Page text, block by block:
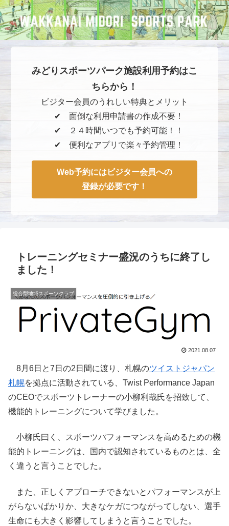
みどりスポーツパーク施設利用予約はこ
ちらから！
ビジター会員のうれしい特典とメリット
✔︎ 面倒な利用申請書の作成不要！
✔︎ ２４時間いつでも予約可能！！
✔︎ 便利なアプリで楽々予約管理！
Web予約にはビジター会員への
登録が必要です！
トレーニングセミナー盛況のうちに終了し
ました！
総合型地域スポーツクラブ
2021.08.07
8月6日と7日の2日間に渡り、札幌のツイストジャパン
札幌を拠点に活動されている、Twist Performance Japan
のCEOでスポーツトレーナーの小柳利哉氏を招致して、
機能的トレーニングについて学びました。
小柳氏曰く、スポーツパフォーマンスを高めるための機
能的トレーニングは、国内で認知されているものとは、全
く違うと言うことでした。
また、正しくアプローチできないとパフォーマンスが上
がらないばかりか、大きなケガにつながってしない、選手
生命にも大きく影響してしまうと言うことでした。